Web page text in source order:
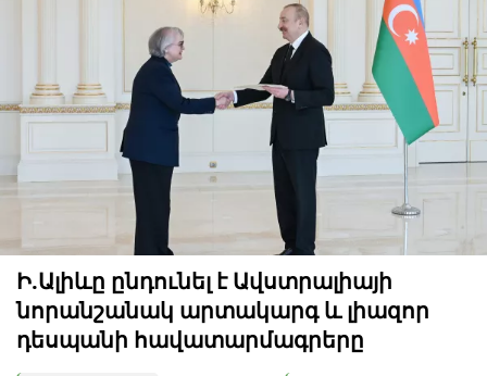
Ի.Ալիևը ընդունել է Ավստրալիայի
նորանշանակ արտակարգ և լիազոր
դեսպանի հավատարմագրերը